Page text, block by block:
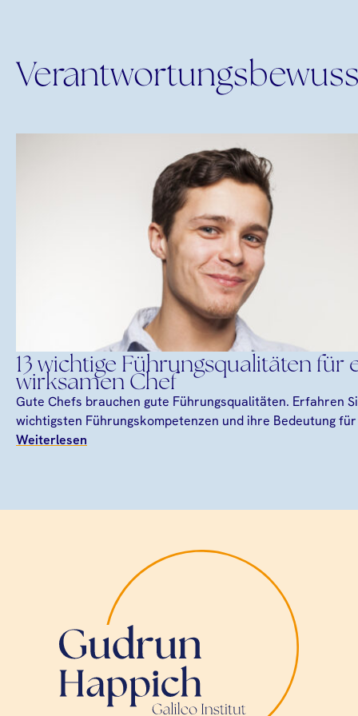
13 wichtige Führungsqualitäten für
wirksamen Chef
Gute Chefs brauchen gute Führungsqualitäten. Erfahren
wichtigsten Führungskompetenzen und ihre Bedeutung
Weiterlesen